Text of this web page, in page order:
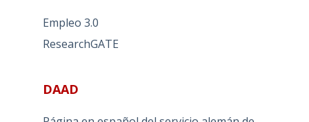
Empleo 3.0
ResearchGATE
DAAD